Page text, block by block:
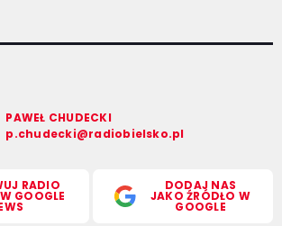
PAWEŁ CHUDECKI
p.chudecki@radiobielsko.pl
RADIO
GOOGLE
DODAJ NAS
JAKO ŹRÓDŁO W
GOOGLE